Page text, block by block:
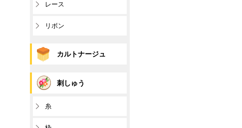
レース
リボン
カルトナージュ
刺しゅう
糸